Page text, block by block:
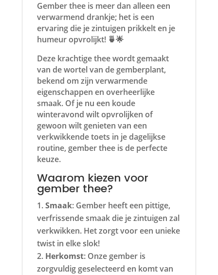
Gember thee is meer dan alleen een
verwarmend drankje; het is een
ervaring die je zintuigen prikkelt en je
humeur opvrolijkt! 🍵🌟
Deze krachtige thee wordt gemaakt
van de wortel van de gemberplant,
bekend om zijn verwarmende
eigenschappen en overheerlijke
smaak. Of je nu een koude
winteravond wilt opvrolijken of
gewoon wilt genieten van een
verkwikkende toets in je dagelijkse
routine, gember thee is de perfecte
keuze.
Waarom kiezen voor
gember thee?
Smaak: Gember heeft een pittige,
verfrissende smaak die je zintuigen zal
verkwikken. Het zorgt voor een unieke
twist in elke slok!
Herkomst: Onze gember is
zorgvuldig geselecteerd en komt van